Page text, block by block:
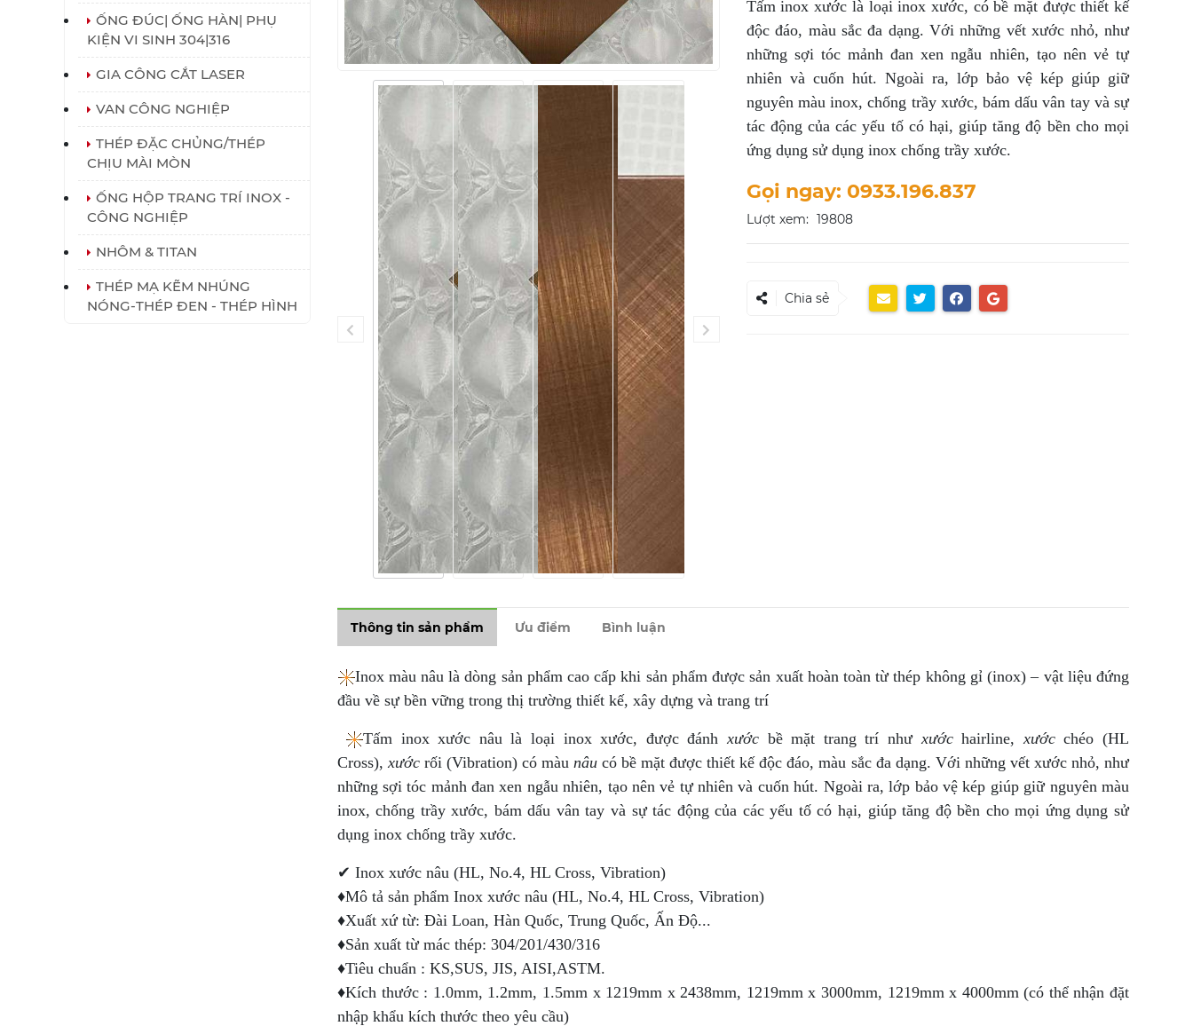
ỐNG ĐÚC| ỐNG HÀN| PHỤ
KIỆN VI SINH 304|316
GIA CÔNG CẮT LASER
VAN CÔNG NGHIỆP
THÉP ĐẶC CHỦNG/THÉP
CHỊU MÀI MÒN
ỐNG HỘP TRANG TRÍ INOX -
CÔNG NGHIỆP
NHÔM & TITAN
THÉP MẠ KẼM NHÚNG
NÓNG-THÉP ĐEN - THÉP HÌNH
Tấm inox xước là loại inox xước, có bề mặt được thiết kế
độc đáo, màu sắc đa dạng. Với những vết xước nhỏ, như
những sợi tóc mảnh đan xen ngẫu nhiên, tạo nên vẻ tự
nhiên và cuốn hút. Ngoài ra, lớp bảo vệ kép giúp giữ
nguyên màu inox, chống trầy xước, bám dấu vân tay và sự
tác động của các yếu tố có hại, giúp tăng độ bền cho mọi
ứng dụng sử dụng inox chống trầy xước.
Gọi ngay: 0933.196.837
Lượt xem: 19808
Chia sẻ
Thông tin sản phẩm Ưu điểm Bình luận
Inox màu nâu là dòng sản phẩm cao cấp khi sản phẩm được sản xuất hoàn toàn từ thép không gỉ (inox) – vật liệu đứng
đầu về sự bền vững trong thị trường thiết kế, xây dựng và trang trí
Tấm inox xước nâu là loại inox xước, được đánhxước bề mặt trang trí như xướchairline, xướcchéo (HL
Cross), xướcrối (Vibration) có màu nâu có bề mặt được thiết kế độc đáo, màu sắc đa dạng. Với những vết xước nhỏ, như
những sợi tóc mảnh đan xen ngẫu nhiên, tạo nên vẻ tự nhiên và cuốn hút. Ngoài ra, lớp bảo vệ kép giúp giữ nguyên màu
inox, chống trầy xước, bám dấu vân tay và sự tác động của các yếu tố có hại, giúp tăng độ bền cho mọi ứng dụng sử
dụng inox chống trầy xước.
✔ Inox xước nâu (HL, No.4, HL Cross, Vibration)
♦Mô tả sản phẩm Inox xước nâu (HL, No.4, HL Cross, Vibration)
♦Xuất xứ từ: Đài Loan, Hàn Quốc, Trung Quốc, Ấn Độ...
♦Sản xuất từ mác thép: 304/201/430/316
♦Tiêu chuẩn : KS,SUS, JIS, AISI,ASTM.
♦Kích thước : 1.0mm, 1.2mm, 1.5mm x 1219mm x 2438mm, 1219mm x 3000mm, 1219mm x 4000mm (có thể nhận đặt
nhập khẩu kích thước theo yêu cầu)